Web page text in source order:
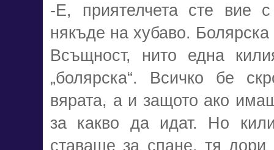
-Е, приятелчета сте вие
някъде на хубаво.
Всъщност, нито една
„болярска“. Всичко бе
вярата, а и защото ако
за какво да идат. Но
ставаше за спане, тя